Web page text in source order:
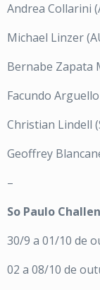
Andrea Collarini
Michael Linzer
Bernabe Zapata
Facundo
Christian Lindell
Geoffrey
–
So Paulo
30/9 a 01/10 de
02 a 08/10 de